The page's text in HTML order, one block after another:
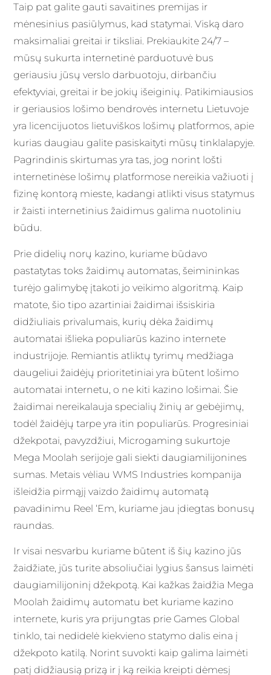
Taip pat galite gauti savaitines premijas ir
mėnesinius pasiūlymus, kad statymai. Viską daro
maksimaliai greitai ir tiksliai. Prekiaukite 24/7 –
mūsų sukurta internetinė parduotuvė bus
geriausiu jūsų verslo darbuotoju, dirbančiu
efektyviai, greitai ir be jokių išeiginių. Patikimiausios
ir geriausios lošimo bendrovės internetu Lietuvoje
yra licencijuotos lietuviškos lošimų platformos, apie
kurias daugiau galite pasiskaityti mūsų tinklalapyje.
Pagrindinis skirtumas yra tas, jog norint lošti
internetinėse lošimų platformose nereikia važiuoti į
fizinę kontorą mieste, kadangi atlikti visus statymus
ir žaisti internetinius žaidimus galima nuotoliniu
būdu.
Prie didelių norų kazino, kuriame būdavo
pastatytas toks žaidimų automatas, šeimininkas
turėjo galimybę įtakoti jo veikimo algoritmą. Kaip
matote, šio tipo azartiniai žaidimai išsiskiria
didžiuliais privalumais, kurių dėka žaidimų
automatai išlieka populiarūs kazino internete
industrijoje. Remiantis atliktų tyrimų medžiaga
daugeliui žaidėjų prioritetiniai yra būtent lošimo
automatai internetu, o ne kiti kazino lošimai. Šie
žaidimai nereikalauja specialių žinių ar gebėjimų,
todėl žaidėjų tarpe yra itin populiarūs. Progresiniai
džekpotai, pavyzdžiui, Microgaming sukurtoje
Mega Moolah serijoje gali siekti daugiamilijonines
sumas. Metais vėliau WMS Industries kompanija
išleidžia pirmąjį vaizdo žaidimų automatą
pavadinimu Reel ‘Em, kuriame jau įdiegtas bonusų
raundas.
Ir visai nesvarbu kuriame būtent iš šių kazino jūs
žaidžiate, jūs turite absoliučiai lygius šansus laimėti
daugiamilijoninį džekpotą. Kai kažkas žaidžia Mega
Moolah žaidimų automatu bet kuriame kazino
internete, kuris yra prijungtas prie Games Global
tinklo, tai nedidelė kiekvieno statymo dalis eina į
džekpoto katilą. Norint suvokti kaip galima laimėti
patį didžiausią prizą ir į ką reikia kreipti dėmesį